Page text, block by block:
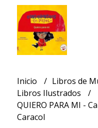
Inicio
Libros de
Libros Ilustrados
QUIERO PARA MI -
Caracol